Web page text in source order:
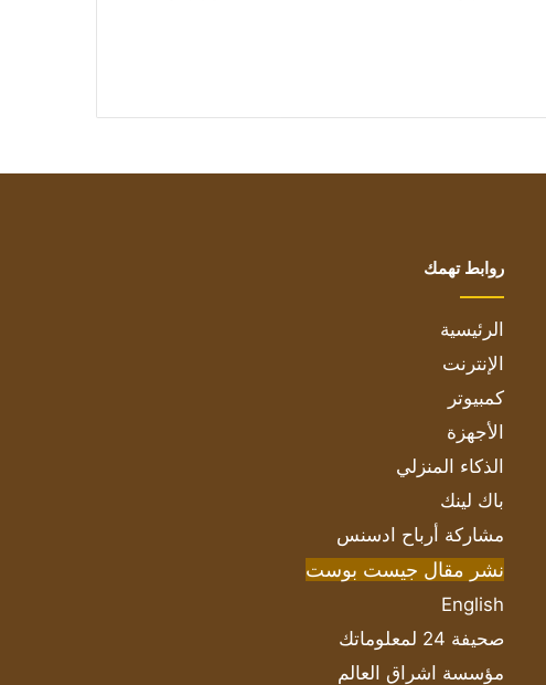
روابط تهمك
الرئيسية
الإنترنت
كمبيوتر
الأجهزة
الذكاء المنزلي
باك لينك
مشاركة أرباح ادسنس
نشر مقال جيست بوست
English
صحيفة 24 لمعلوماتك
مؤسسة اشراق العالم